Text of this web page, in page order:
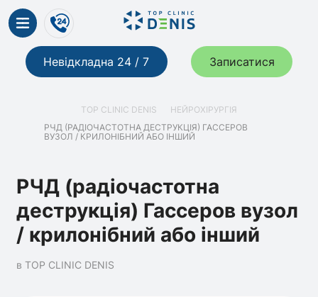
Невідкладна 24 / 7 Записатися
TOP CLINIC DENIS
НЕЙРОХІРУРГІЯ
РЧД (РАДІОЧАСТОТНА ДЕСТРУКЦІЯ) ГАССЕРОВ
ВУЗОЛ / КРИЛОНІБНИЙ АБО ІНШИЙ
РЧД (радіочастотна
деструкція) Гассеров вузол
/ крилонібний або інший
в TOP CLINIC DENIS